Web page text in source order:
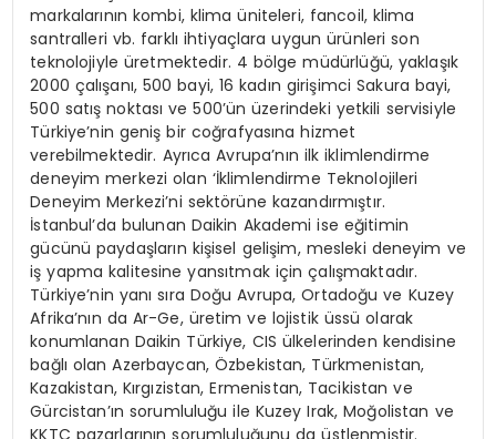
markalarının kombi, klima üniteleri, fancoil, klima
santralleri vb. farklı ihtiyaçlara uygun ürünleri son
teknolojiyle üretmektedir. 4 bölge müdürlüğü, yaklaşık
2000 çalışanı, 500 bayi, 16 kadın girişimci Sakura bayi,
500 satış noktası ve 500’ün üzerindeki yetkili servisiyle
Türkiye’nin geniş bir coğrafyasına hizmet
verebilmektedir. Ayrıca Avrupa’nın ilk iklimlendirme
deneyim merkezi olan ‘İklimlendirme Teknolojileri
Deneyim Merkezi’ni sektörüne kazandırmıştır.
İstanbul’da bulunan Daikin Akademi ise eğitimin
gücünü paydaşların kişisel gelişim, mesleki deneyim ve
iş yapma kalitesine yansıtmak için çalışmaktadır.
Türkiye’nin yanı sıra Doğu Avrupa, Ortadoğu ve Kuzey
Afrika’nın da Ar-Ge, üretim ve lojistik üssü olarak
konumlanan Daikin Türkiye, CIS ülkelerinden kendisine
bağlı olan Azerbaycan, Özbekistan, Türkmenistan,
Kazakistan, Kırgızistan, Ermenistan, Tacikistan ve
Gürcistan’ın sorumluluğu ile Kuzey Irak, Moğolistan ve
KKTC pazarlarının sorumluluğunu da üstlenmiştir.